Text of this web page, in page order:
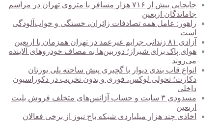
جابجایی بیش از ۷۱۶ هزار مسافر با متروی تهران در مراسم
جاماندگان اربعین
راهور: عامل همه تصادفات زائران، خستگی و خواب‌آلودگی
است
آزادی ۸۱ زندانی جرایم غیرعمد در تهران همزمان با اربعین
هوای پاک برای شیراز؛ دوربین‌ها به مصاف خودروهای آلاینده
می‌روند
انواع قاب بندی دیوار با گچبری پیش ساخته پلی یورتان
دکارت؛ تحولی لوکس، فوری و بدون تخریب در دکوراسیون
داخلی
مسدودی ۳ سایت و حساب آژانس‌های متخلف فروش بلیت
اربعین
اخاذی چند هزار میلیاردی شبکه باج نیوز از برخی فعالان